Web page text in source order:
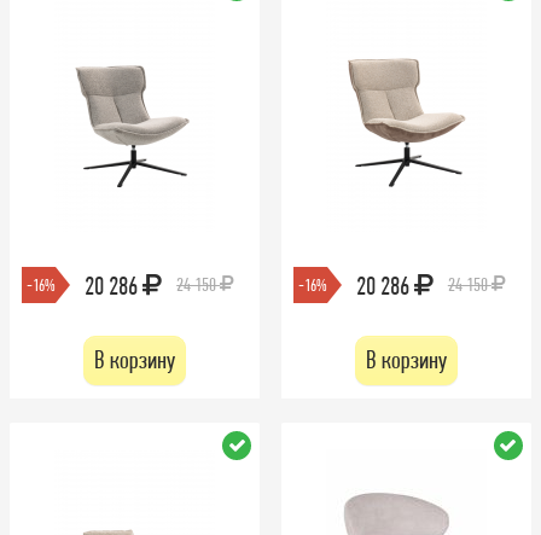
-16% 20 286 24 150
В корзину
-16% 20 286 24 150
В корзину